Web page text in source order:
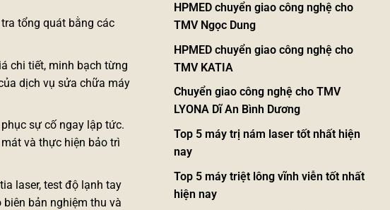
tổng quát bằng các
chi tiết, minh bạch từng
dịch vụ sửa chữa máy
sự cố ngay lập tức.
và thực hiện bảo trì
laser, test độ lạnh tay
bản nghiệm thu và
HPMED chuyển giao công nghệ cho
TMV Ngọc Dung
HPMED chuyển giao công nghệ cho
TMV KATIA
Chuyển giao công nghệ cho TMV
LYONA Dĩ An Bình Dương
Top 5 máy trị nám laser tốt nhất hiện
nay
Top 5 máy triệt lông vĩnh viễn tốt nhất
hiện nay